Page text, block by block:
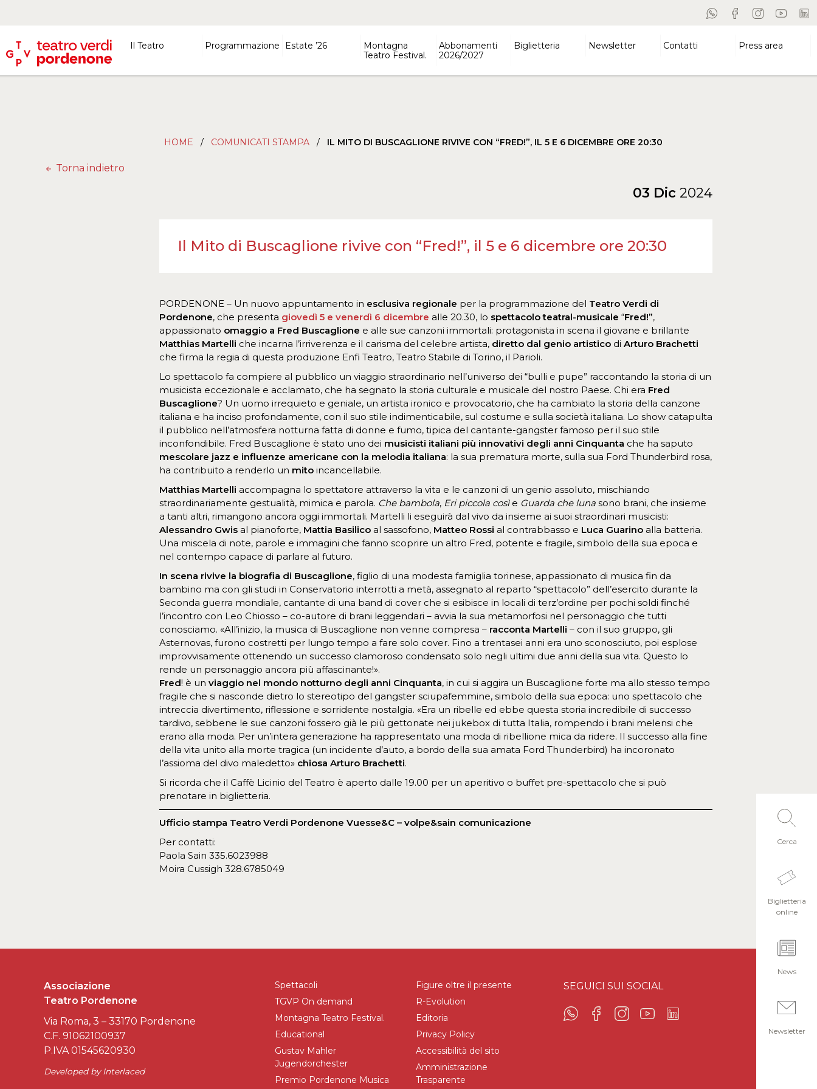
Il Teatro Programmazione Estate ’26
Montagna
Teatro Festival.
Abbonamenti
2026/2027
Biglietteria Newsletter Contatti Press area
HOME / COMUNICATI STAMPA / IL MITO DI BUSCAGLIONE RIVIVE CON “FRED!”, IL 5 E 6 DICEMBRE ORE 20:30
Torna indietro
03 Dic 2024
Il Mito di Buscaglione rivive con “Fred!”, il 5 e 6 dicembre ore 20:30
PORDENONE – Un nuovo appuntamento in esclusiva regionale per la programmazione del Teatro Verdi di
Pordenone, che presenta giovedì 5 e venerdì 6 dicembre alle 20.30, lo spettacolo teatral-musicale “Fred!”,
appassionato omaggio a Fred Buscaglione e alle sue canzoni immortali: protagonista in scena il giovane e brillante
Matthias Martelli che incarna l’irriverenza e il carisma del celebre artista, diretto dal genio artistico diArturo Brachetti
che firma la regia di questa produzione Enfi Teatro, Teatro Stabile di Torino, il Parioli.
Lo spettacolo fa compiere al pubblico un viaggio straordinario nell’universo dei “bulli e pupe” raccontando la storia di un
musicista eccezionale e acclamato, che ha segnato la storia culturale e musicale del nostro Paese. Chi era Fred
Buscaglione? Un uomo irrequieto e geniale, un artista ironico e provocatorio, che ha cambiato la storia della canzone
italiana e ha inciso profondamente, con il suo stile indimenticabile, sul costume e sulla società italiana. Lo show catapulta
il pubblico nell’atmosfera notturna fatta di donne e fumo, tipica del cantante-gangster famoso per il suo stile
inconfondibile. Fred Buscaglione è stato uno dei musicisti italiani più innovativi degli anni Cinquanta che ha saputo
mescolare jazz e influenze americane con la melodia italiana: la sua prematura morte, sulla sua Ford Thunderbird rosa,
ha contribuito a renderlo un mito incancellabile.
Matthias Martelli accompagna lo spettatore attraverso la vita e le canzoni di un genio assoluto, mischiando
straordinariamente gestualità, mimica e parola. Che bambola, Eri piccola cosìe Guarda che lunasono brani, che insieme
a tanti altri, rimangono ancora oggi immortali. Martelli li eseguirà dal vivo da insieme ai suoi straordinari musicisti:
Alessandro Gwis al pianoforte, Mattia Basilico al sassofono, Matteo Rossi al contrabbasso e Luca Guarino alla batteria.
Una miscela di note, parole e immagini che fanno scoprire un altro Fred, potente e fragile, simbolo della sua epoca e
nel contempo capace di parlare al futuro.
In scena rivive la biografia di Buscaglione, figlio di una modesta famiglia torinese, appassionato di musica fin da
bambino ma con gli studi in Conservatorio interrotti a metà, assegnato al reparto “spettacolo” dell’esercito durante la
Seconda guerra mondiale, cantante di una band di cover che si esibisce in locali di terz’ordine per pochi soldi finché
l’incontro con Leo Chiosso – co-autore di brani leggendari – avvia la sua metamorfosi nel personaggio che tutti
conosciamo. «All’inizio, la musica di Buscaglione non venne compresa – racconta Martelli – con il suo gruppo, gli
Asternovas, furono costretti per lungo tempo a fare solo cover. Fino a trentasei anni era uno sconosciuto, poi esplose
improvvisamente ottenendo un successo clamoroso condensato solo negli ultimi due anni della sua vita. Questo lo
rende un personaggio ancora più affascinante!».
Fred! è unviaggio nel mondo notturno degli anni Cinquanta, in cui si aggira un Buscaglione forte ma allo stesso tempo
fragile che si nasconde dietro lo stereotipo del gangster sciupafemmine, simbolo della sua epoca: uno spettacolo che
intreccia divertimento, riflessione e sorridente nostalgia. «Era un ribelle ed ebbe questa storia incredibile di successo
tardivo, sebbene le sue canzoni fossero già le più gettonate nei jukebox di tutta Italia, rompendo i brani melensi che
erano alla moda. Per un’intera generazione ha rappresentato una moda di ribellione mica da ridere. Il successo alla fine
della vita unito alla morte tragica (un incidente d’auto, a bordo della sua amata Ford Thunderbird) ha incoronato
l’assioma del divo maledetto» chiosa Arturo Brachetti.
Si ricorda che il Caffè Licinio del Teatro è aperto dalle 19.00 per un aperitivo o buffet pre-spettacolo che si può
prenotare in biglietteria.
Ufficio stampa Teatro Verdi Pordenone Vuesse&C – volpe&sain comunicazione
Per contatti:
Paola Sain 335.6023988
Moira Cussigh 328.6785049
Cerca
Biglietteria
online
News
Newsletter
Associazione
Teatro Pordenone
Via Roma, 3 – 33170 Pordenone
C.F. 91062100937
P.IVA 01545620930
Developed by Interlaced
Spettacoli
TGVP On demand
Montagna Teatro Festival.
Educational
Gustav Mahler
Jugendorchester
Premio Pordenone Musica
Figure oltre il presente
R-Evolution
Editoria
Privacy Policy
Accessibilità del sito
Amministrazione
Trasparente
SEGUICI SUI SOCIAL